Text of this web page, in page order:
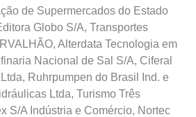
de Supermercados do Estado
Globo S/A, Transportes
Alterdata Tecnologia em
Nacional de Sal S/A, Ciferal
Ruhrpumpen do Brasil Ind. e
Ltda, Turismo Três
S/A Indústria e Comércio, Nortec